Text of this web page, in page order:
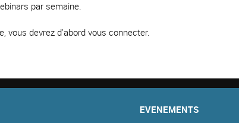
par semaine.
vous devrez d'abord vous connecter.
EVENEMENTS